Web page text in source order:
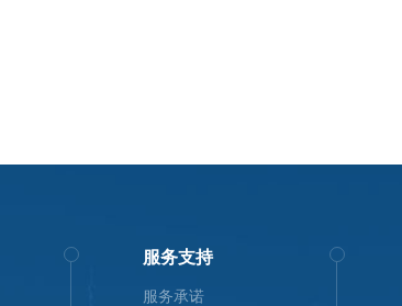
服务支持
服务承诺